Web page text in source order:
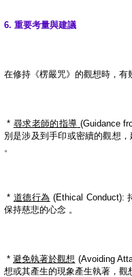
6. 重要考量與建議
在修持《楞嚴咒》的觀想時，有
* 尋求老師的指導 (Guidance
別是涉及到手印或密續的觀想
。
* 道德行為 (Ethical Conduct):
保持慈悲的心念 。
*避免執著於觀想 (Avoiding
想或其產生的現象產生執著，